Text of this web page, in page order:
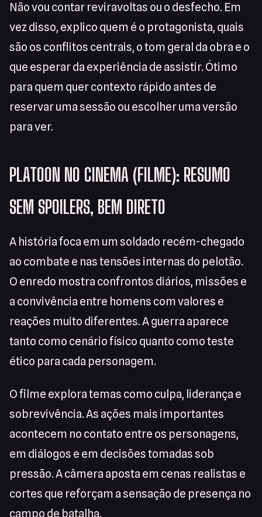
Não vou contar reviravoltas ou o desfecho. Em
vez disso, explico quem é o protagonista, quais
são os conflitos centrais, o tom geral da obra e o
que esperar da experiência de assistir. Ótimo
para quem quer contexto rápido antes de
reservar uma sessão ou escolher uma versão
para ver.
PLATOON NO CINEMA (FILME): RESUMO
SEM SPOILERS, BEM DIRETO
A história foca em um soldado recém-chegado
ao combate e nas tensões internas do pelotão.
O enredo mostra confrontos diários, missões e
a convivência entre homens com valores e
reações muito diferentes. A guerra aparece
tanto como cenário físico quanto como teste
ético para cada personagem.
O filme explora temas como culpa, liderança e
sobrevivência. As ações mais importantes
acontecem no contato entre os personagens,
em diálogos e em decisões tomadas sob
pressão. A câmera aposta em cenas realistas e
cortes que reforçam a sensação de presença no
campo de batalha.